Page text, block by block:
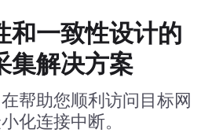
和一致性设计的
集解决方案
帮助您顺利访问目标网
化连接中断。